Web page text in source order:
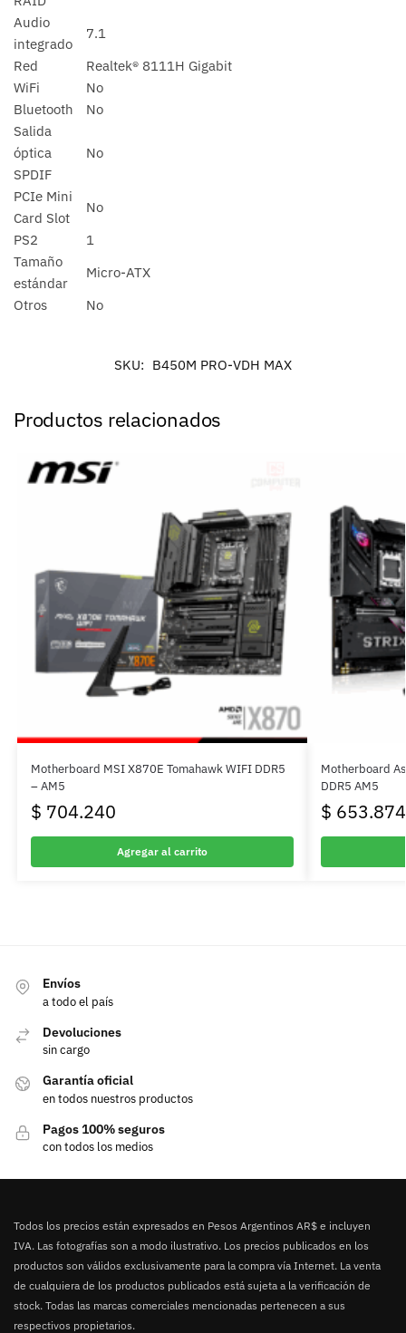
Audio
integrado
7.1
Red
Realtek® 8111H Gigabit
WiFi
No
Bluetooth
No
Salida
óptica
SPDIF
No
PCIe Mini
Card Slot
No
PS2
1
Tamaño
estándar
Micro-ATX
Otros
No
SKU: B450M PRO-VDH MAX
Productos relacionados
Motherboard MSI X870E Tomahawk WIFI DDR5
– AM5
$ 704.240
Agregar al carrito
Motherboard
DDR5 AM5
$ 653.874
Envíos
a todo el país
Devoluciones
sin cargo
Garantía oficial
en todos nuestros productos
Pagos 100% seguros
con todos los medios
Todos los precios están expresados en Pesos Argentinos AR$ e incluyen
IVA. Las fotografías son a modo ilustrativo. Los precios publicados en los
productos son válidos exclusivamente para la compra vía Internet. La venta
de cualquiera de los productos publicados está sujeta a la verificación de
stock. Todas las marcas comerciales mencionadas pertenecen a sus
respectivos propietarios.